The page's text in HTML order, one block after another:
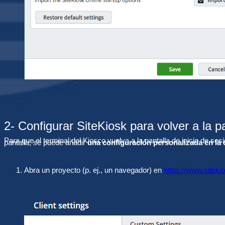
2- Configurar SiteKiosk para volver a la
Para que el terminal del Kiosco vuelva a la pantalla de inicio de
pantalla, se puede añadiruna configuración personalizada en la
Abra un proyecto (p. ej., un navegador) en https://